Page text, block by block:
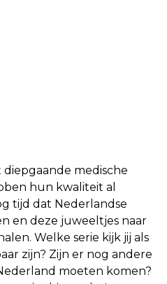
medische
hun kwaliteit al
tijd dat Nederlandse
en deze juweeltjes naar
Welke serie kijk jij als
zijn? Zijn er nog andere
moeten komen?